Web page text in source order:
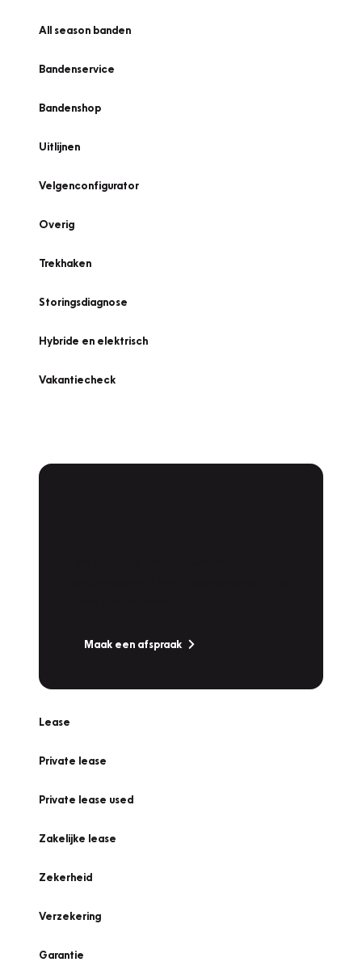
All season banden
Bandenservice
Bandenshop
Uitlijnen
Velgenconfigurator
Overig
Trekhaken
Storingsdiagnose
Hybride en elektrisch
Vakantiecheck
Maak een afspraak
Lease
Private lease
Private lease used
Zakelijke lease
Zekerheid
Verzekering
Garantie